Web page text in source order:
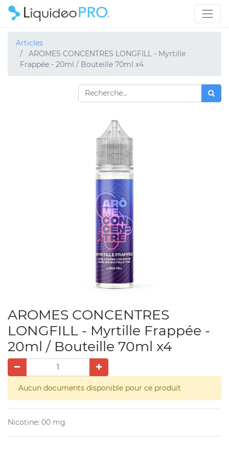
Articles
AROMES CONCENTRES LONGFILL - Myrtille
Frappée - 20ml / Bouteille 70ml x4
AROMES CONCENTRES
LONGFILL - Myrtille Frappée -
20ml / Bouteille 70ml x4
Aucun documents disponible pour ce produit
Nicotine: 00 mg